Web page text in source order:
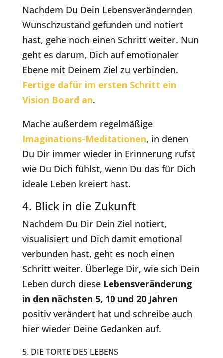
Nachdem Du Dein Lebensverändernden
Wunschzustand gefunden und notiert
hast, gehe noch einen Schritt weiter. Nun
geht es darum, Dich auf emotionaler
Ebene mit Deinem Ziel zu verbinden.
Fertige dafür im ersten Schritt ein
Vision Board an.
Mache außerdem regelmäßige
Imaginations-Meditationen, in denen
Du Dir immer wieder in Erinnerung rufst
wie Du Dich fühlst, wenn Du das für Dich
ideale Leben kreiert hast.
4. Blick in die Zukunft
Nachdem Du Dir Dein Ziel notiert,
visualisiert und Dich damit emotional
verbunden hast, geht es noch einen
Schritt weiter. Überlege Dir, wie sich Dein
Leben durch diese Lebensveränderung
in den nächsten 5, 10 und 20 Jahren
positiv verändert hat und schreibe auch
hier wieder Deine Gedanken auf.
5. DIE TORTE DES LEBENS